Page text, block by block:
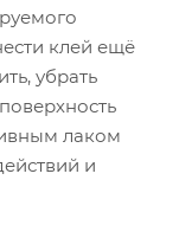
клей ещё
убрать
лаком
и